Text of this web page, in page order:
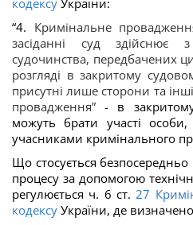
кодексу України:
“4. Кримінальне
засіданні суд здійснює
судочинства, передбачених
розгляді в закритому
присутні лише сторони та
провадження” - в
можуть брати участі
учасниками кримінального
Що стосується безпосередньо
процесу за допомогою
регулюється ч. 6 ст. 27
кодексу України, де